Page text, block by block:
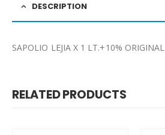
DESCRIPTION
SAPOLIO LEJIA X 1 LT.+10% ORIGINAL
RELATED PRODUCTS